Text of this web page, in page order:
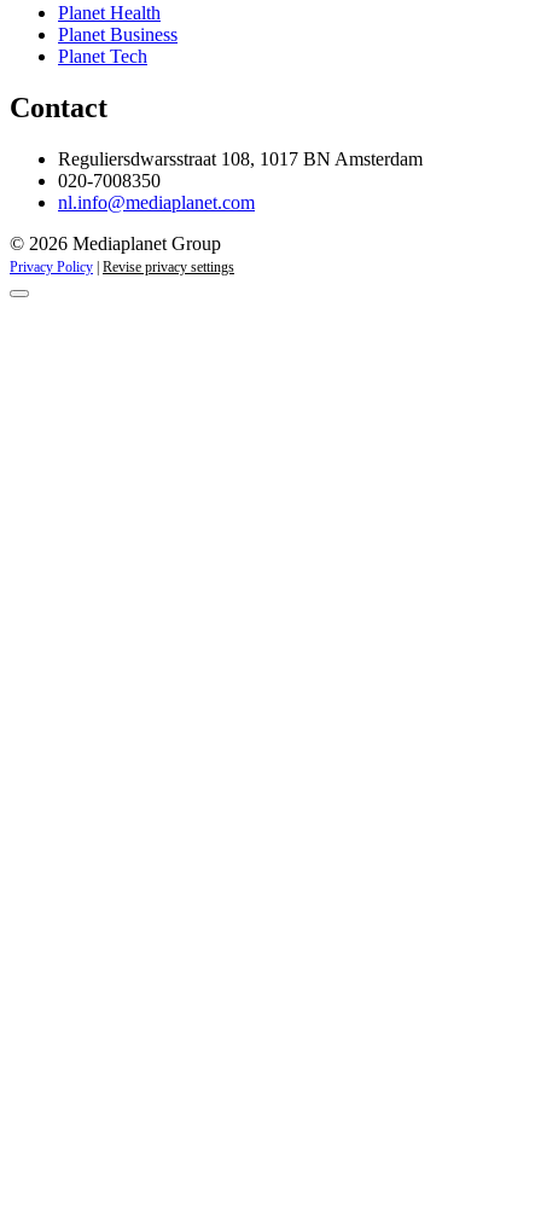
Planet Health
Planet Business
Planet Tech
Contact
Reguliersdwarsstraat 108, 1017 BN Amsterdam
020-7008350
nl.info@mediaplanet.com
© 2026 Mediaplanet Group
Privacy Policy | Revise privacy settings